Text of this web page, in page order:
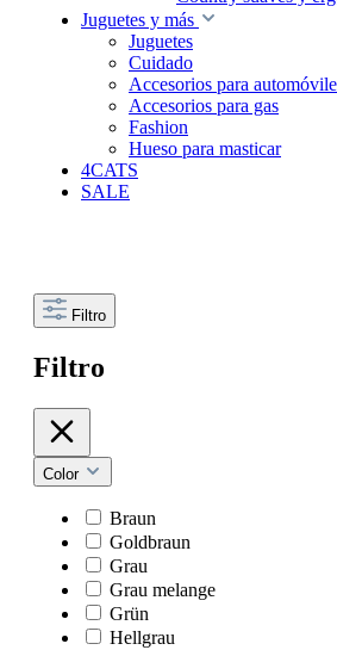
Juguetes y más
Juguetes
Cuidado
Accesorios para
Accesorios para gas
Fashion
Hueso para masticar
4CATS
SALE
Filtro
Filtro
Color
Braun
Goldbraun
Grau
Grau melange
Grün
Hellgrau